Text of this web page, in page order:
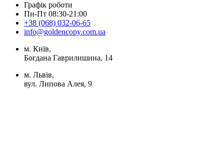
Графік роботи
Пн-Пт 08:30-21:00
+38 (068) 032-06-65
info@goldencopy.com.ua
м. Київ,
Богдана Гаврилишина, 14
м. Львів,
вул. Липова Алея, 9